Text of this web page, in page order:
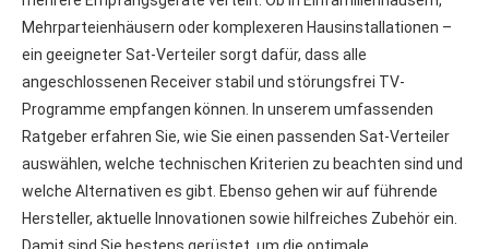
Mehrparteienhäusern oder komplexeren Hausinstallationen –
ein geeigneter Sat-Verteiler sorgt dafür, dass alle
angeschlossenen Receiver stabil und störungsfrei TV-
Programme empfangen können. In unserem umfassenden
Ratgeber erfahren Sie, wie Sie einen passenden Sat-Verteiler
auswählen, welche technischen Kriterien zu beachten sind und
welche Alternativen es gibt. Ebenso gehen wir auf führende
Hersteller, aktuelle Innovationen sowie hilfreiches Zubehör ein.
Damit sind Sie bestens gerüstet, um die optimale